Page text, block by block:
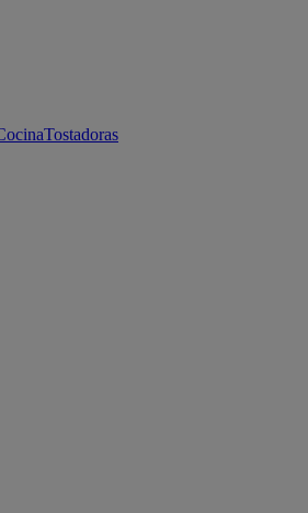
Tostadoras